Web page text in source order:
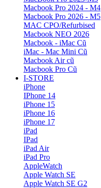
Macbook Pro 2024 - M4
Macbook Pro 2026 - M5
MAC CPO/Refurbised
Macbook NEO 2026
Macbook - iMac Cũ
iMac - Mac Mini Cũ
Macbook Air cũ
Macbook Pro Cũ
I-STORE
iPhone
IPhone 14
iPhone 15
iPhone 16
iPhone 17
iPad
IPad
iPad Air
iPad Pro
AppleWatch
Apple Watch SE
Apple Watch SE G2